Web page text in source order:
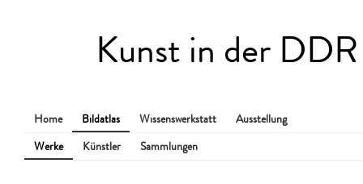
Kunst in der DDR
Home Bildatlas Wissenswerkstatt
Ausstellung
Werke
Künstler Sammlungen